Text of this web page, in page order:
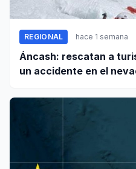
REGIONAL hace 1 semana
Áncash: rescatan a
un accidente en el